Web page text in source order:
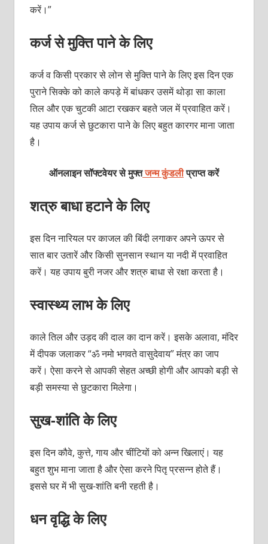
करें।”
कर्ज से मुक्ति पाने के लिए
कर्ज व किसी प्रकार से लोन से मुक्ति पाने के लिए इस दिन एक
पुराने सिक्के को काले कपड़े में बांधकर उसमें थोड़ा सा काला
तिल और एक चुटकी आटा रखकर बहते जल में प्रवाहित करें।
यह उपाय कर्ज से छुटकारा पाने के लिए बहुत कारगर माना जाता
है।
ऑनलाइन सॉफ्टवेयर से मुफ्तजन्म कुंडलीप्राप्त करें
शत्रु बाधा हटाने के लिए
इस दिन नारियल पर काजल की बिंदी लगाकर अपने ऊपर से
सात बार उतारें और किसी सुनसान स्थान या नदी में प्रवाहित
करें। यह उपाय बुरी नजर और शत्रु बाधा से रक्षा करता है।
स्वास्थ्य लाभ के लिए
काले तिल और उड़द की दाल का दान करें। इसके अलावा, मंदिर
में दीपक जलाकर “ॐ नमो भगवते वासुदेवाय” मंत्र का जाप
करें। ऐसा करने से आपकी सेहत अच्छी होगी और आपको बड़ी से
बड़ी समस्या से छुटकारा मिलेगा।
सुख-शांति के लिए
इस दिन कौवे, कुत्ते, गाय और चींटियों को अन्न खिलाएं। यह
बहुत शुभ माना जाता है और ऐसा करने पितृ प्रसन्न होते हैं।
इससे घर में भी सुख-शांति बनी रहती है।
धन वृद्धि के लिए